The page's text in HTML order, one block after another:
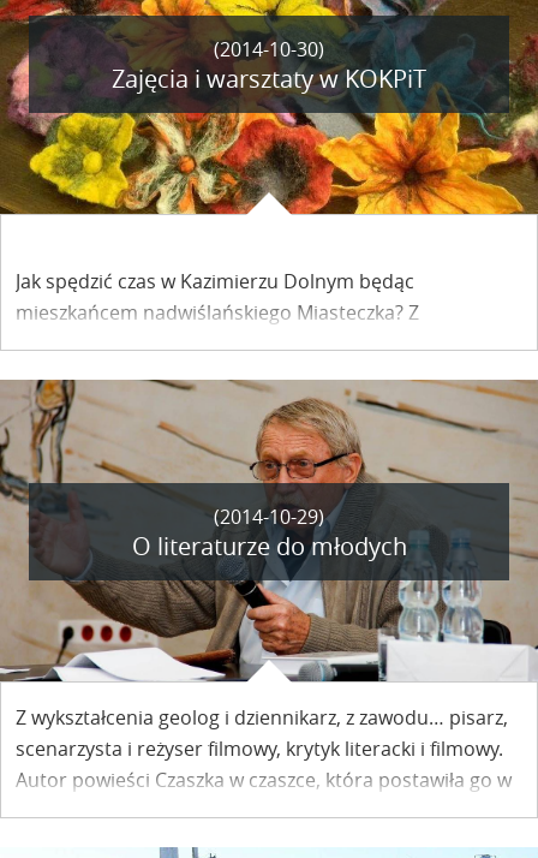
(2014-10-30)
Zajęcia i warsztaty w KOKPiT
Jak spędzić czas w Kazimierzu Dolnym będąc
mieszkańcem nadwiślańskiego Miasteczka? Z
różnorodnymi propozycjami wychodzi Kazimierski
Ośrodek Kultury, Promocji i Turystyki, który przygotował
szeroką ofertę zajęć i warsztatów. Być może Ty też
znajdziesz tu coś dla siebie.
(2014-10-29)
O literaturze do młodych
Z wykształcenia geolog i dziennikarz, z zawodu… pisarz,
scenarzysta i reżyser filmowy, krytyk literacki i filmowy.
Autor powieści Czaszka w czaszce, która postawiła go w
rzędzie najwybitniejszych twórców generacji, Piotr
Wojciechowski – gość Domu Marii i Jerzego